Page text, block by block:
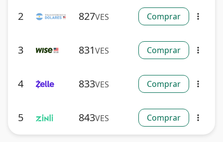
2 827VES Comprar more_vert
3 831VES Comprar more_vert
4 833VES Comprar more_vert
5 843VES Comprar more_vert